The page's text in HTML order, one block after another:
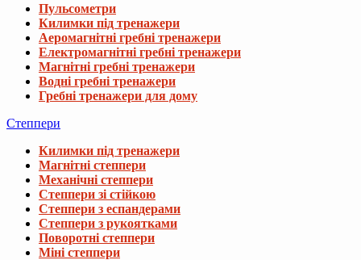
Пульсометри
Килимки під тренажери
Аеромагнітні гребні тренажери
Електромагнітні гребні тренажери
Магнітні гребні тренажери
Водні гребні тренажери
Гребні тренажери для дому
Степпери
Килимки під тренажери
Магнітні степпери
Механічні степпери
Степпери зі стійкою
Степпери з еспандерами
Степпери з рукоятками
Поворотні степпери
Міні степпери